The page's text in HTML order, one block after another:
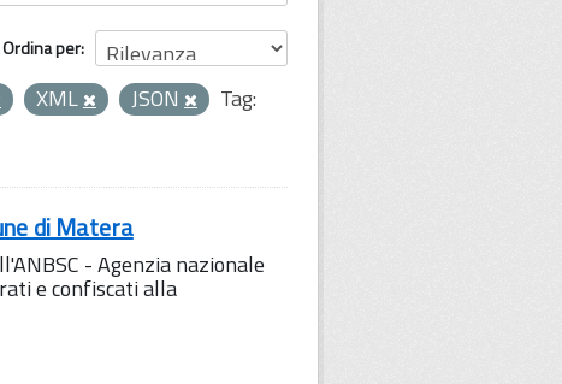
Ordina per
XML JSON
Tag:
di Matera
- Agenzia nazionale
e confiscati alla